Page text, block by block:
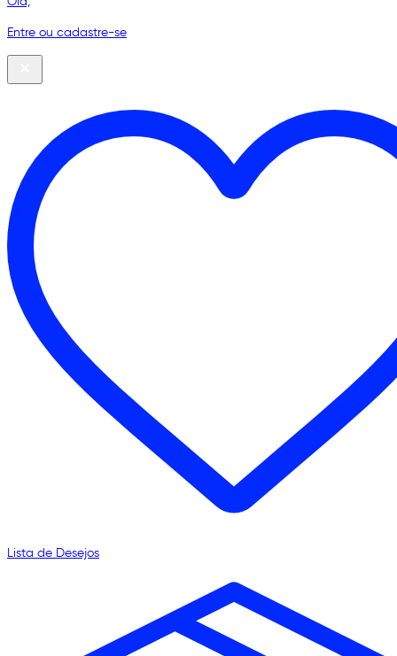
Entre ou cadastre-se
Lista de Desejos